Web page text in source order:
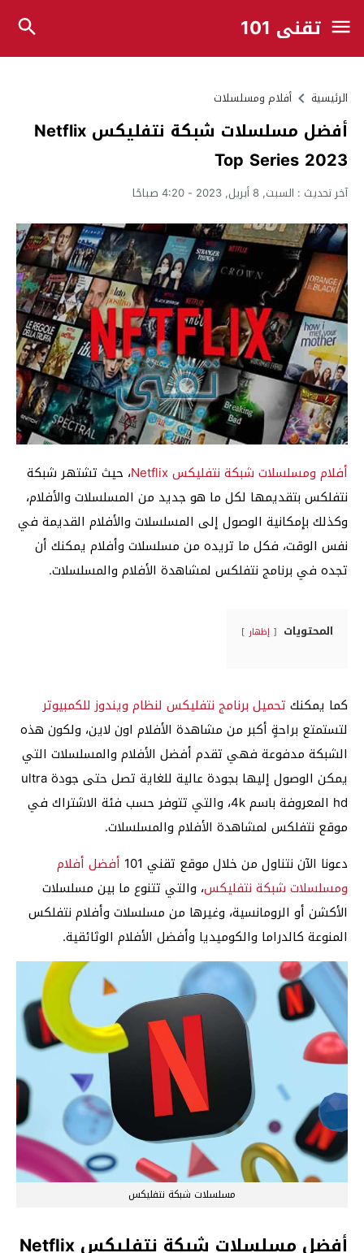
تقني 101
الرئيسية أفلام ومسلسلات
أفضل مسلسلات شبكة نتفليكس Netflix
Top Series 2023
آخر تحديث : السبت, 8 أبريل, 2023 - 4:20 صباحًا
أفلام ومسلسلات شبكة نتفليكس Netflix
، حيث تشتهر شبكة
نتفلكس بتقديمها لكل ما هو جديد من المسلسلات والأفلام،
وكذلك بإمكانية الوصول إلى المسلسلات والأفلام القديمة في
نفس الوقت، فكل ما تريده من مسلسلات وأفلام يمكنك أن
تجده في برنامج نتفلكس لمشاهدة الأفلام والمسلسلات.
المحتويات إظهار
كما يمكنك تحميل برنامج نتفليكس لنظام ويندوز للكمبيوتر
لتستمتع براحةٍ أكبر من مشاهدة الأفلام اون لاين، ولكون هذه
الشبكة مدفوعة فهي تقدم أفضل الأفلام والمسلسلات التي
يمكن الوصول إليها بجودة عالية للغاية تصل حتى جودة ultra
hd المعروفة باسم 4k، والتي تتوفر حسب فئة الاشتراك في
موقع نتفلكس لمشاهدة الأفلام والمسلسلات.
دعونا الآن نتناول من خلال موقع تقني 101
أفضل أفلام
ومسلسلات شبكة نتفليكس، والتي تتنوع ما بين مسلسلات
الأكشن أو الرومانسية، وغيرها من مسلسلات وأفلام نتفلكس
المنوعة كالدراما والكوميديا وأفضل الأفلام الوثائقية.
مسلسلات شبكة نتفلیکس
أفضل مسلسلات شبكة نتفليكس Netflix